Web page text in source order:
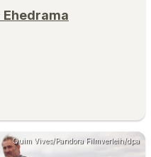
Quim Vives/Pandora Filmverleih/dpa